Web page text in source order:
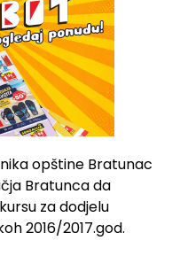
opštine Bratunac
Bratunca da
za dodjelu
2016/2017.god.